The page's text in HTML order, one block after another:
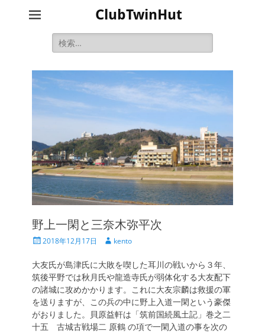
ClubTwinHut
検
索:
野上一閑と三奈木弥平次
投
日
2018年12月17日
投
者
kento
大友氏が島津氏に大敗を喫した耳川の戦いから３年、
筑後平野では秋月氏や龍造寺氏が弱体化する大友配下
の諸城に攻めかかります。これに大友宗麟は救援の軍
を送りますが、この兵の中に野上入道一閑という豪傑
がおりました。貝原益軒は「筑前国続風土記」巻之二
十五 古城古戦場二 原鶴 の項で一閑入道の事を次の